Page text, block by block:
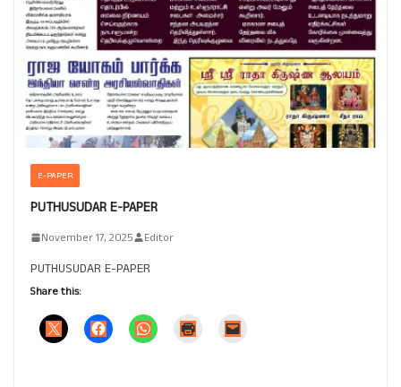
E-PAPER
PUTHUSUDAR E-PAPER
November 17, 2025 Editor
PUTHUSUDAR E-PAPER
Share this: